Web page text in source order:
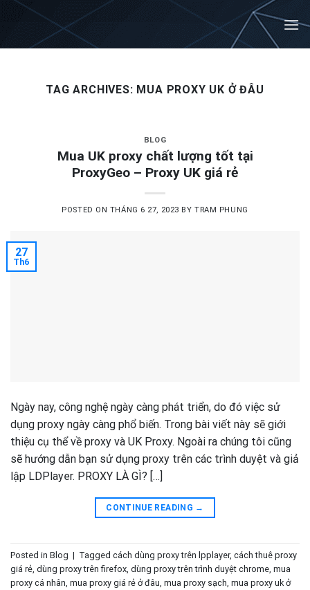
Skip
content
TAG ARCHIVES: MUA PROXY UK Ở ĐÂU
BLOG
Mua UK proxy chất lượng tốt tại
ProxyGeo – Proxy UK giá rẻ
POSTED ON THÁNG 6 27, 2023 BYTRAM PHUNG
27
Th6
Ngày nay, công nghệ ngày càng phát triển, do đó việc sử
dụng proxy ngày càng phổ biến. Trong bài viết này sẽ giới
thiệu cụ thể về proxy và UK Proxy. Ngoài ra chúng tôi cũng
sẽ hướng dẫn bạn sử dụng proxy trên các trình duyệt và giả
lập LDPlayer. PROXY LÀ GÌ? […]
CONTINUE READING →
Posted in Blog | Tagged cách dùng proxy trên lpplayer, cách thuê proxy
giá rẻ dùng proxy trên firefox dùng proxy trên trình duyệt chrome mua
proxy cá nhân mua proxy giá rẻ ở đâu mua proxy sạch mua proxy uk ở